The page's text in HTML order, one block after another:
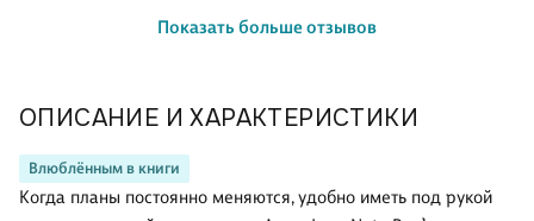
ОПИСАНИЕ И ХАРАКТЕРИСТИКИ
Влюблённым в книги
Когда планы постоянно меняются, удобно иметь под рукой
Показать больше отзывов